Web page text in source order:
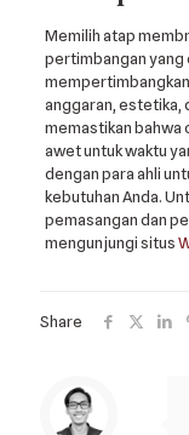
Memilih atap
pertimbangan yang
anggaran, estetika,
memastikan bahwa
awet untuk waktu
dengan para ahli
kebutuhan Anda.
pemasangan dan
mengunjungi situs
Share